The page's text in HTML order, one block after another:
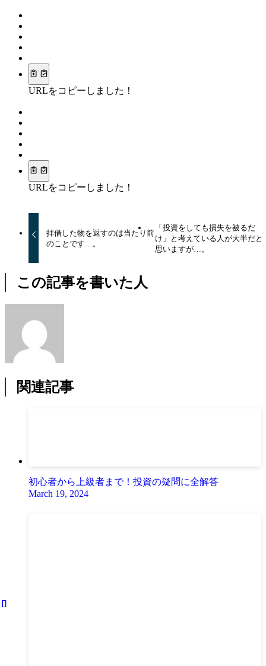
URLをコピーしました！
URLをコピーしました！
拝借した物を返すのは当たり前
のことです…。
「投資をしても損失を被るだ
け」と考えている人が大半だと
思いますが…。
この記事を書いた人
関連記事
初心者から上級者まで！投資の疑問に全解答
March 19, 2024